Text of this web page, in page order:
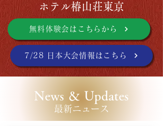
ホテル椿山荘東京
無料体験会はこちらから
7/28 日本大会情報はこちら
News ＆ Updates
​最新ニュース